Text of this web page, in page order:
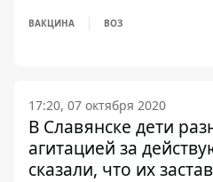
ВАКЦИНА ВОЗ
17:20, 07 октября 2020
В Славянске дети
агитацией за
сказали, что их